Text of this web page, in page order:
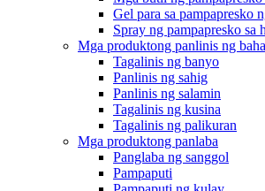
Gel para sa pampapresko
Spray ng pampapresko sa
Mga produktong panlinis ng
Tagalinis ng banyo
Panlinis ng sahig
Panlinis ng salamin
Tagalinis ng kusina
Tagalinis ng palikuran
Mga produktong panlaba
Panglaba ng sanggol
Pampaputi